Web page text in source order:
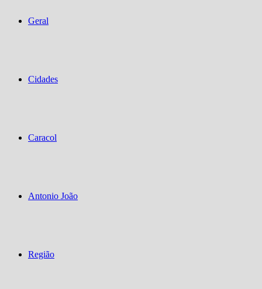
Geral
Cidades
Caracol
Antonio João
Região